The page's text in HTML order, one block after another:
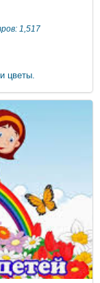
1,517
-
и ты.
это!
в
саду
читали
и
осталось много
посвящённому